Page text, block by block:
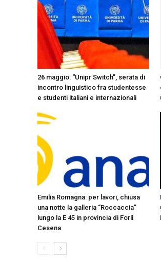
26 maggio: “Unipr Switch”, serata di
incontro linguistico fra studentesse
e studenti italiani e internazionali
Emilia Romagna: per lavori, chiusa
una notte la galleria “Roccaccia”
lungo la E 45 in provincia di Forlì
Cesena